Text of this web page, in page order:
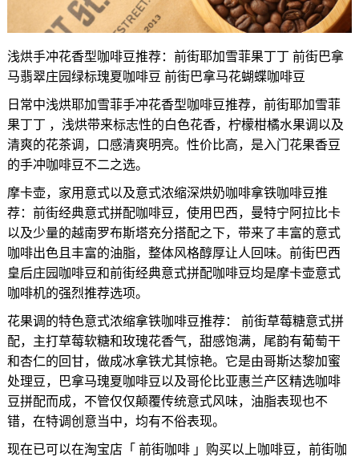
浅烘手冲花香型咖啡豆推荐：前街耶加雪菲果丁丁 前街巴拿
马翡翠庄园绿标瑰夏咖啡豆 前街巴拿马花蝴蝶咖啡豆
日常中浅烘耶加雪菲手冲花香型咖啡豆推荐，前街耶加雪菲
果丁丁 ，浅烘带来标志性的白色花香，柠檬柑橘水果调以及
清爽的花茶调，口感清爽明亮。性价比高，是入门花果香豆
的手冲咖啡豆不二之选。
摩卡壶，家用意式以及意式浓缩深烘奶咖啡拿铁咖啡豆推
荐：前街经典意式拼配咖啡豆，使用巴西，曼特宁阿拉比卡
以及少量的越南罗布斯塔充分搭配之下，带来了丰富的意式
咖啡出色且丰富的油脂，整体风格醇厚让人回味。前街巴西
皇后庄园咖啡豆和前街经典意式拼配咖啡豆均是摩卡壶意式
咖啡机的强烈推荐选项。
花果调的特色意式浓缩拿铁咖啡豆推荐： 前街草莓糖意式拼
配，主打草莓软糖和玫瑰花香气，甜感饱满，尾韵有葡萄干
和杏仁的回甘，做成冰拿铁尤其惊艳。它是由哥斯达黎加蜜
处理豆，巴拿马瑰夏咖啡豆以及哥伦比亚惠兰产区精选咖啡
豆拼配而成，不管仅仅颠覆传统意式风味，油脂表现也不
错，在特调创意当中，均有不俗表现。
现在已可以在淘宝店「 前街咖啡 」购买以上咖啡豆，前街咖